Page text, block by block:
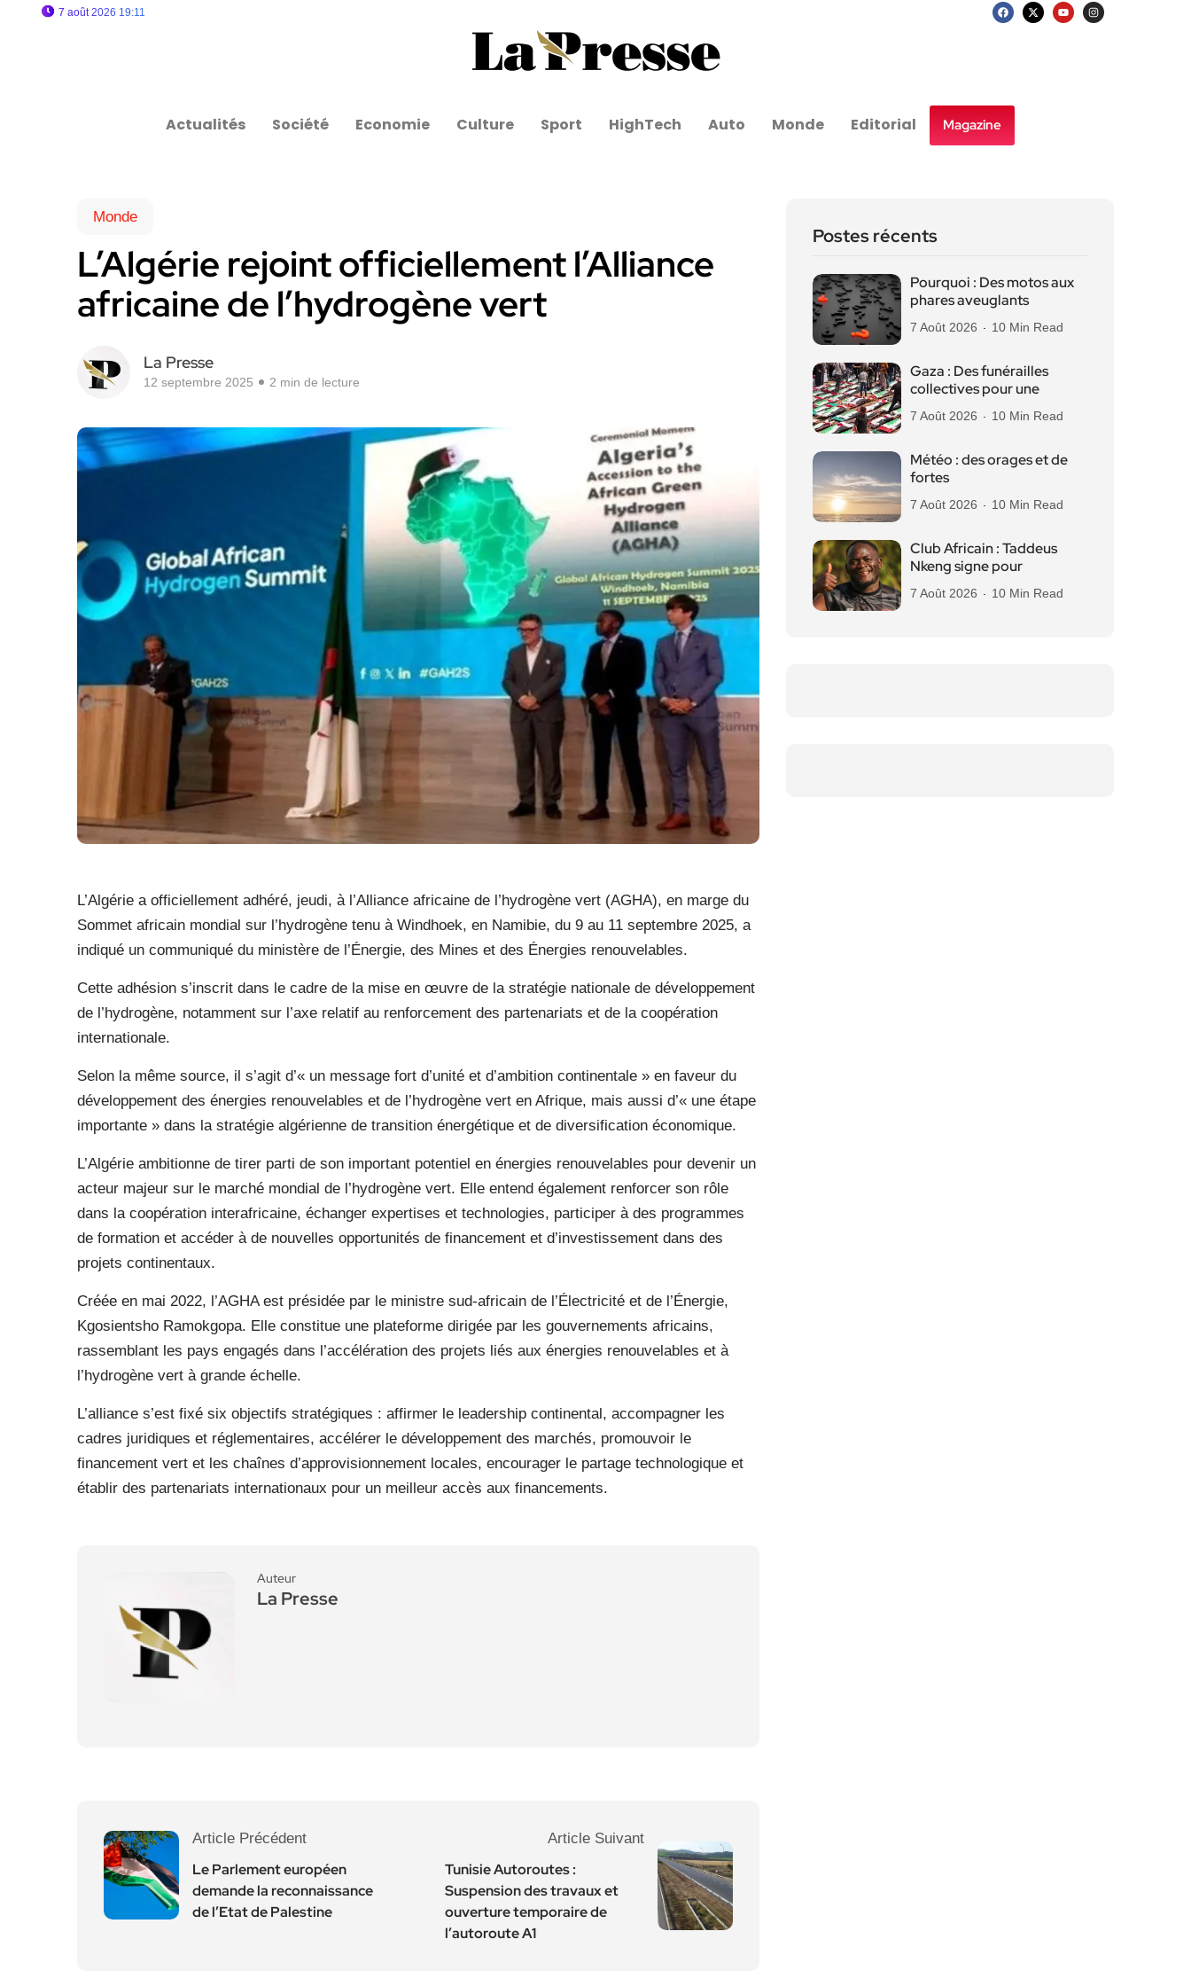
7 août 2026 19:11
Actualités Société Economie Culture Sport HighTech Auto Monde Editorial Magazine
Monde
L’Algérie rejoint officiellement l’Alliance
africaine de l’hydrogène vert
La Presse
12 septembre 2025 2 min de lecture
L’Algérie a officiellement adhéré, jeudi, à l’Alliance africaine de l’hydrogène vert (AGHA), en marge du
Sommet africain mondial sur l’hydrogène tenu à Windhoek, en Namibie, du 9 au 11 septembre 2025, a
indiqué un communiqué du ministère de l’Énergie, des Mines et des Énergies renouvelables.
Cette adhésion s’inscrit dans le cadre de la mise en œuvre de la stratégie nationale de développement
de l’hydrogène, notamment sur l’axe relatif au renforcement des partenariats et de la coopération
internationale.
Selon la même source, il s’agit d’« un message fort d’unité et d’ambition continentale » en faveur du
développement des énergies renouvelables et de l’hydrogène vert en Afrique, mais aussi d’« une étape
importante » dans la stratégie algérienne de transition énergétique et de diversification économique.
L’Algérie ambitionne de tirer parti de son important potentiel en énergies renouvelables pour devenir un
acteur majeur sur le marché mondial de l’hydrogène vert. Elle entend également renforcer son rôle
dans la coopération interafricaine, échanger expertises et technologies, participer à des programmes
de formation et accéder à de nouvelles opportunités de financement et d’investissement dans des
projets continentaux.
Créée en mai 2022, l’AGHA est présidée par le ministre sud-africain de l’Électricité et de l’Énergie,
Kgosientsho Ramokgopa. Elle constitue une plateforme dirigée par les gouvernements africains,
rassemblant les pays engagés dans l’accélération des projets liés aux énergies renouvelables et à
l’hydrogène vert à grande échelle.
L’alliance s’est fixé six objectifs stratégiques : affirmer le leadership continental, accompagner les
cadres juridiques et réglementaires, accélérer le développement des marchés, promouvoir le
financement vert et les chaînes d’approvisionnement locales, encourager le partage technologique et
établir des partenariats internationaux pour un meilleur accès aux financements.
Auteur
La Presse
Article Précédent
Le Parlement européen
demande la reconnaissance
de l’Etat de Palestine
Article Suivant
Tunisie Autoroutes :
Suspension des travaux et
ouverture temporaire de
l’autoroute A1
Postes récents
Pourquoi : Des motos aux
phares aveuglants
7 Août 2026 10 Min Read
Gaza : Des funérailles
collectives pour une
7 Août 2026 10 Min Read
Météo : des orages et de
fortes
7 Août 2026 10 Min Read
Club Africain : Taddeus
Nkeng signe pour
7 Août 2026 10 Min Read